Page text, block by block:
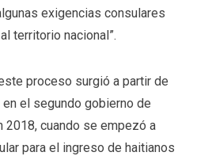
exigencias consulares
territorio nacional”.
proceso surgió a partir de
el segundo gobierno de
2018, cuando se empezó a
para el ingreso de haitianos